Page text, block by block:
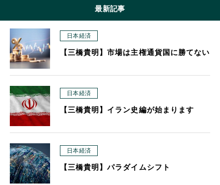
最新記事
日本経済
【三橋貴明】市場は主権通貨国に勝てない
日本経済
【三橋貴明】イラン史編が始まります
日本経済
【三橋貴明】パラダイムシフト